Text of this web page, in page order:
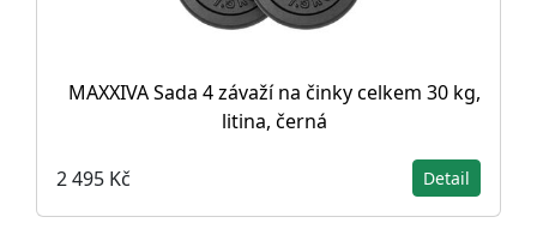
MAXXIVA Sada 4 závaží na činky celkem 30 kg,
litina, černá
2 495 Kč Detail